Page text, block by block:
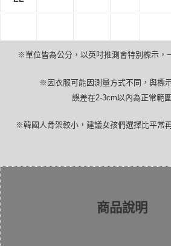
※單位皆為公分，以英吋推測會特別標示，
※因衣服可能因測量方式不同，與標
誤差在2-3cm以內為正常範圍
※韓國人骨架較小，建議女孩們選擇比平常
商品說明